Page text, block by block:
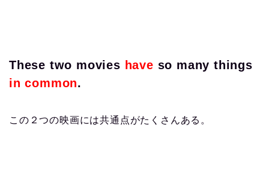
These two movies have so many things
in common.
この２つの映画には共通点がたくさんある。